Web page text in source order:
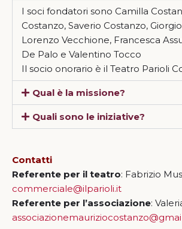
I soci fondatori sono Camilla
Costanzo, Saverio Costanzo,
Lorenzo Vecchione, Francesca
De Palo e Valentino Tocco
Il socio onorario è il Teatro Parioli
Qual è la missione?
Quali sono le iniziative?
Contatti
Referente per il teatro: Fabrizio
commerciale@ilparioli.it
Referente per l’associazione: